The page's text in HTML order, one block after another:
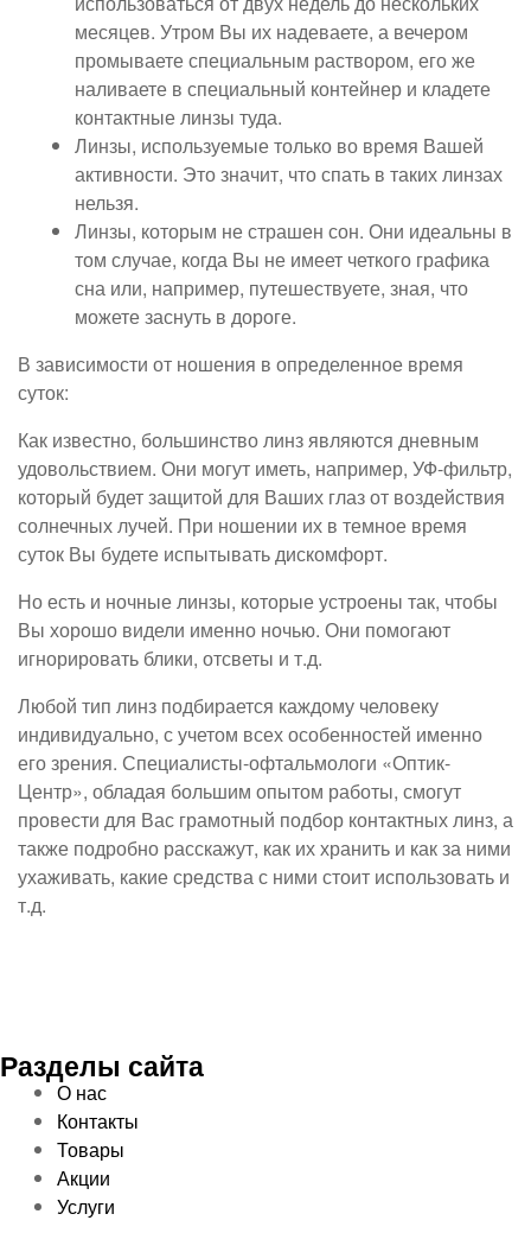
месяцев. Утром Вы их надеваете, а вечером
промываете специальным раствором, его же
наливаете в специальный контейнер и кладете
контактные линзы туда.
Линзы, используемые только во время Вашей
активности. Это значит, что спать в таких линзах
нельзя.
Линзы, которым не страшен сон. Они идеальны в
том случае, когда Вы не имеет четкого графика
сна или, например, путешествуете, зная, что
можете заснуть в дороге.
В зависимости от ношения в определенное время
суток:
Как известно, большинство линз являются дневным
удовольствием. Они могут иметь, например, УФ-фильтр,
который будет защитой для Ваших глаз от воздействия
солнечных лучей. При ношении их в темное время
суток Вы будете испытывать дискомфорт.
Но есть и ночные линзы, которые устроены так, чтобы
Вы хорошо видели именно ночью. Они помогают
игнорировать блики, отсветы и т.д.
Любой тип линз подбирается каждому человеку
индивидуально, с учетом всех особенностей именно
его зрения. Специалисты-офтальмологи «Оптик-
Центр», обладая большим опытом работы, смогут
провести для Вас грамотный подбор контактных линз, а
также подробно расскажут, как их хранить и как за ними
ухаживать, какие средства с ними стоит использовать и
т.д.
Разделы сайта
О нас
Контакты
Товары
Акции
Услуги